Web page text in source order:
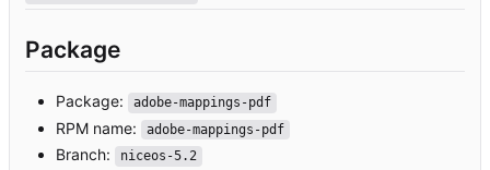
Package
Package: adobe-mappings-pdf
RPM name: adobe-mappings-pdf
Branch: niceos-5.2